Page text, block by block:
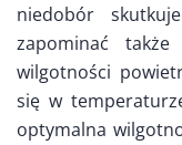
niedobór
zapominać
wilgotności
się w
optymalna